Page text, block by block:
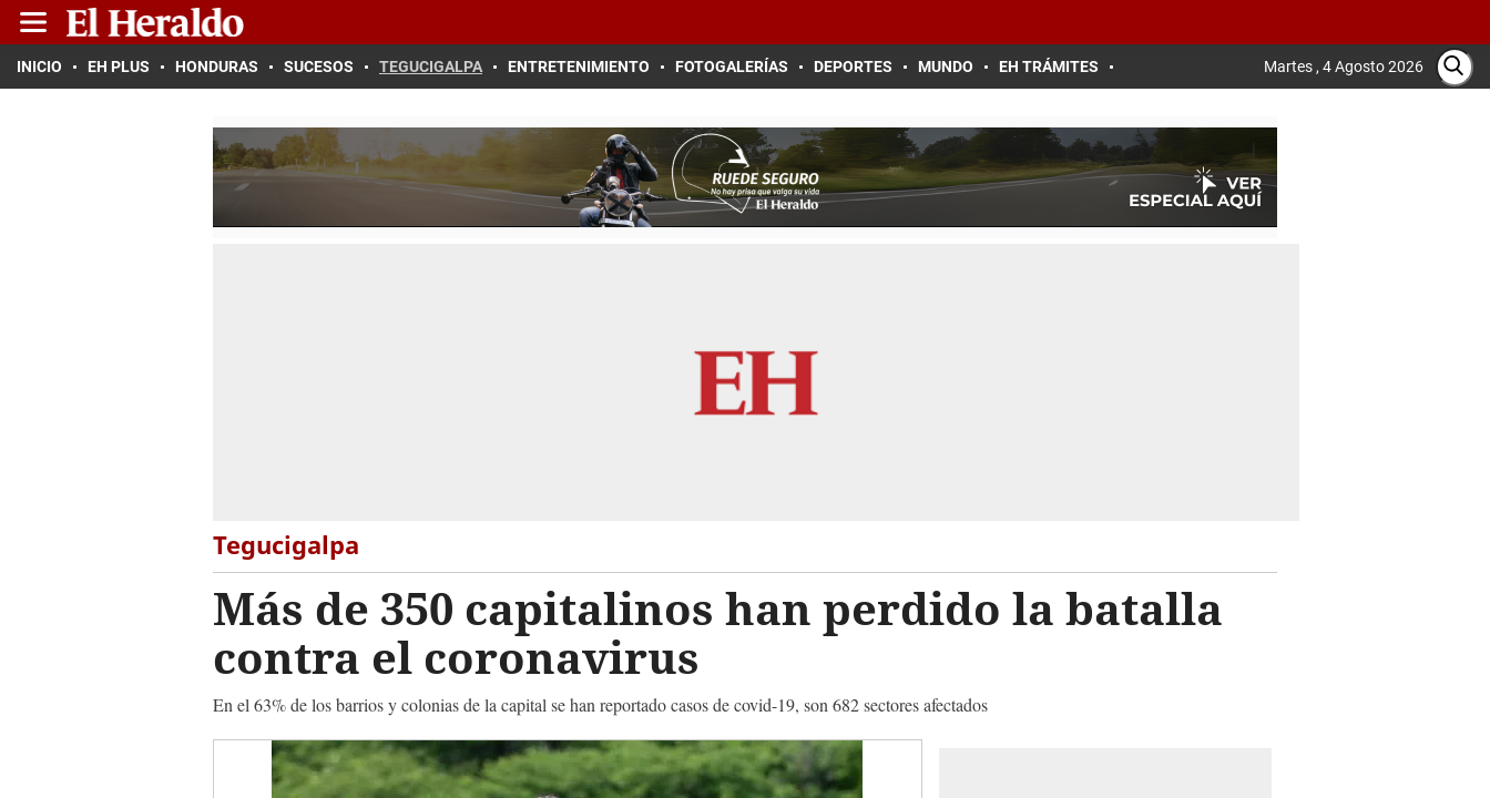
INICIO EH PLUS HONDURAS SUCESOS TEGUCIGALPA ENTRETENIMIENTO FOTOGALERÍAS DEPORTES MUNDO EH TRÁMITES Martes , 4 Agosto 2026
Tegucigalpa
Más de 350 capitalinos han perdido la batalla
contra el coronavirus
En el 63% de los barrios y colonias de la capital se han reportado casos de covid-19, son 682 sectores afectados